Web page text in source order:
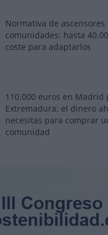
Normativa de ascensores
comunidades: hasta
coste para adaptarlos
110.000 euros en Madrid
Extremadura: el dinero
necesitas para comprar
comunidad